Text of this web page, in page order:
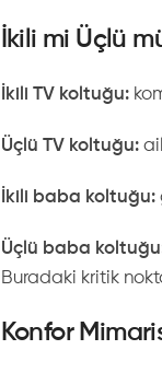
İkili mi Üçlü
İkili TV koltuğu:
Üçlü TV koltuğu:
İkili baba koltuğu:
Üçlü baba
Buradaki kritik
Konfor